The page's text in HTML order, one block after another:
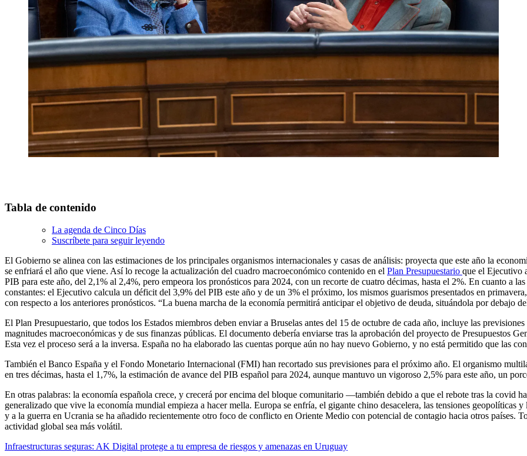
Tabla de contenido
La agenda de Cinco Días
Suscríbete para seguir leyendo
El Gobierno se alinea con las estimaciones de los principales organismos internacionales y casas de análisis: proyecta que este año la
se enfriará el año que viene. Así lo recoge la actualización del cuadro macroeconómico contenido en el Plan Presupuestario que el Ejecutivo
PIB para este año, del 2,1% al 2,4%, pero empeora los pronósticos para 2024, con un recorte de cuatro décimas, hasta el 2%. En cuanto a
constantes: el Ejecutivo calcula un déficit del 3,9% del PIB este año y de un 3% el próximo, los mismos guarismos presentados en
con respecto a los anteriores pronósticos. “La buena marcha de la economía permitirá anticipar el objetivo de deuda, situándola por debajo
El Plan Presupuestario, que todos los Estados miembros deben enviar a Bruselas antes del 15 de octubre de cada año, incluye las
magnitudes macroeconómicas y de sus finanzas públicas. El documento debería enviarse tras la aprobación del proyecto de Presupuestos
Esta vez el proceso será a la inversa. España no ha elaborado las cuentas porque aún no hay nuevo Gobierno, y no está permitido que las
También el Banco España y el Fondo Monetario Internacional (FMI) han recortado sus previsiones para el próximo año. El organismo
en tres décimas, hasta el 1,7%, la estimación de avance del PIB español para 2024, aunque mantuvo un vigoroso 2,5% para este año, un
En otras palabras: la economía española crece, y crecerá por encima del bloque comunitario —también debido a que el rebote tras la covid
generalizado que vive la economía mundial empieza a hacer mella. Europa se enfría, el gigante chino desacelera, las tensiones
y a la guerra en Ucrania se ha añadido recientemente otro foco de conflicto en Oriente Medio con potencial de contagio hacia otros países.
actividad global sea más volátil.
Infraestructuras seguras: AK Digital protege a tu empresa de riesgos y amenazas en Uruguay